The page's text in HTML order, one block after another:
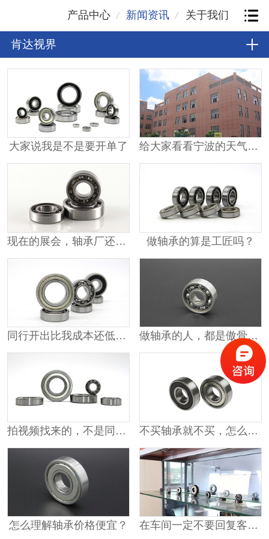
产品中心 新闻资讯 关于我们
肯达视界
大家说我是不是要开单了 给大家看看宁波的天气有多热？
现在的展会，轴承厂还要参展吗？ 做轴承的算是工匠吗？
同行开出比我成本还低的价格 做轴承的人，都是傲骨铮铮
拍视频找来的，不是同行就是供应商 不买轴承就不买，怎么能打人呢？
怎么理解轴承价格便宜？ 在车间一定不要回复客户的消息